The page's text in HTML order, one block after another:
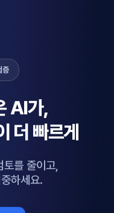
증
AI가,
더 빠르게
를 줄이고,
하세요.